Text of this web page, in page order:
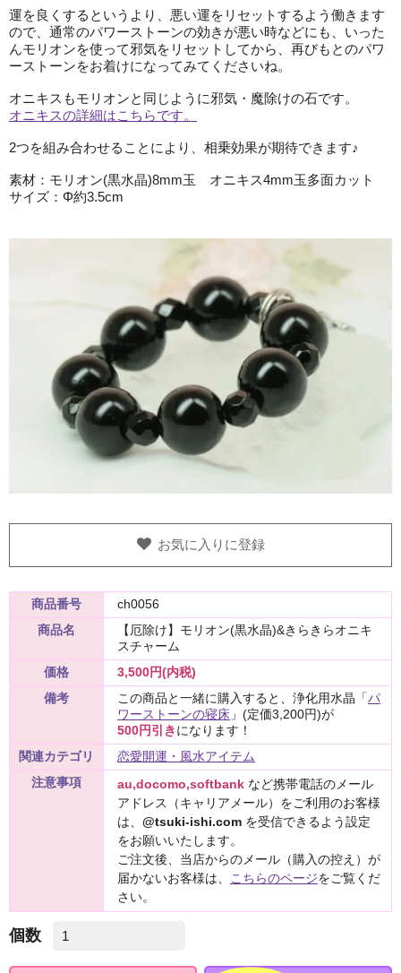
運を良くするというより、悪い運をリセットするよう働きます
ので、通常のパワーストーンの効きが悪い時などにも、いった
んモリオンを使って邪気をリセットしてから、再びもとのパワ
ーストーンをお着けになってみてくださいね。
オニキスもモリオンと同じように邪気・魔除けの石です。
オニキスの詳細はこちらです。
2つを組み合わせることにより、相乗効果が期待できます♪
素材：モリオン(黒水晶)8mm玉 オニキス4mm玉多面カット
サイズ：Φ約3.5cm
お気に入りに登録
商品番号
ch0056
商品名
【厄除け】モリオン(黒水晶)&きらきらオニキ
スチャーム
価格
3,500円(内税)
備考
この商品と一緒に購入すると、浄化用水晶「パ
ワーストーンの寝床 」(定価3,200円)が
500円引き になります！
関連カテゴリ
恋愛開運・風水アイテム
注意事項
au,docomo,softbank など携帯電話のメール
アドレス（キャリアメール）をご利用のお客様
は、 @tsuki-ishi.com を受信できるよう設定
をお願いいたします。
ご注文後、当店からのメール（購入の控え）が
届かないお客様は、
こちらのページをご覧くだ
さい。
個数